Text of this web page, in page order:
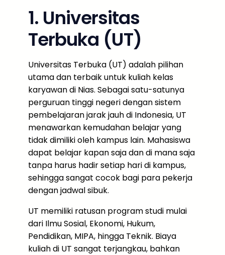
1. Universitas
Terbuka (UT)
Universitas Terbuka (UT) adalah pilihan
utama dan terbaik untuk kuliah kelas
karyawan di Nias. Sebagai satu-satunya
perguruan tinggi negeri dengan sistem
pembelajaran jarak jauh di Indonesia, UT
menawarkan kemudahan belajar yang
tidak dimiliki oleh kampus lain. Mahasiswa
dapat belajar kapan saja dan di mana saja
tanpa harus hadir setiap hari di kampus,
sehingga sangat cocok bagi para pekerja
dengan jadwal sibuk.
UT memiliki ratusan program studi mulai
dari Ilmu Sosial, Ekonomi, Hukum,
Pendidikan, MIPA, hingga Teknik. Biaya
kuliah di UT sangat terjangkau, bahkan